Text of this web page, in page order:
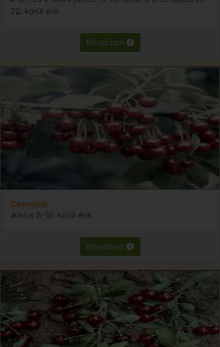
22. körül érik.
Bővebben
Csengődi
Június 8-10. körül érik.
Bővebben